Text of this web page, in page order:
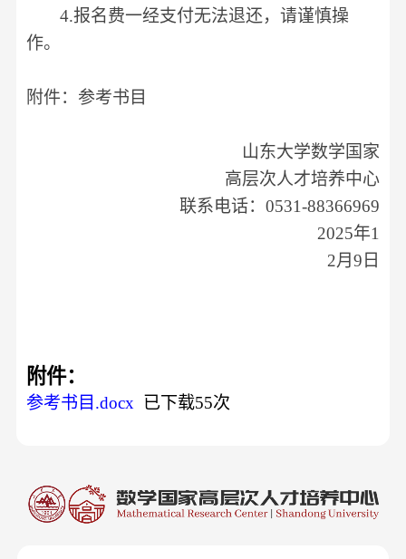
4.报名费一经支付无法退还，请谨慎操
作。
附件：参考书目
山东大学数学国家
高层次人才培养中心
联系电话： 0531-88366969
2025年1
2月 9 日
附件：
参考书目.docx 已下载55次